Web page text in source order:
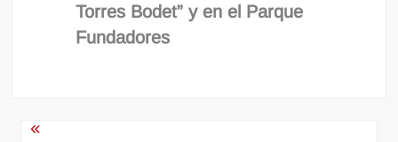
Torres Bodet” y en el Parque
Fundadores
Navegación